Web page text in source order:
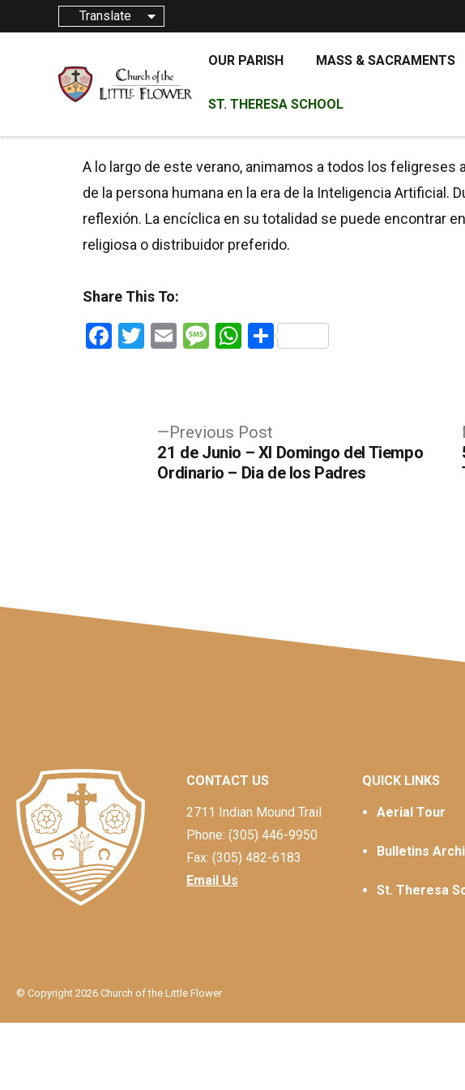
Translate
OUR PARISH MASS & SACRAMENTS
ST. THERESA SCHOOL
A lo largo de este verano, animamos a todos los feligreses
de la persona humana en la era de la Inteligencia
reflexión. La encíclica en su totalidad se puede encontrar en
religiosa o distribuidor preferido.
Share This To:
Facebook
Twitter
EmailMessage
WhatsApp
Share
Previous Post
post:
21 de Junio – XI Domingo del Tiempo
Ordinario – Dia de los Padres
CONTACT US
2711 Indian Mound Trail
Phone: (305) 446-9950
Fax: (305) 482-6183
Email Us
QUICK LINKS
Aerial Tour
Bulletins
St. Theresa
© Copyright 2026 Church of the Little Flower